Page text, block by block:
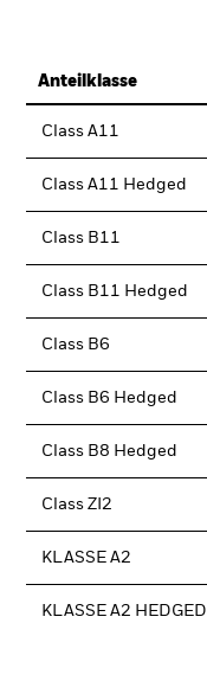
Anteilklasse
Class A11
Class A11 Hedged
Class B11
Class B11 Hedged
Class B6
Class B6 Hedged
Class B8 Hedged
Class ZI2
KLASSE A2
KLASSE A2 HEDGED